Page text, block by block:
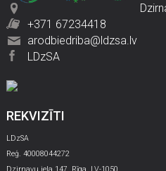
+371 67234418
arodbiedriba@ldzsa.lv
LDzSA
REKVIZĪTI
LDzSA
Reģ. 40008044272
Dzirnavu iela 147, Rīga, LV-1050